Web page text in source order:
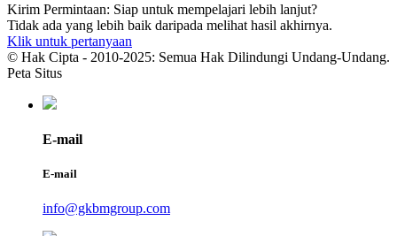
Kirim Permintaan: Siap untuk mempelajari lebih lanjut?
Tidak ada yang lebih baik daripada melihat hasil akhirnya.
Klik untuk pertanyaan
© Hak Cipta - 2010-2025: Semua Hak Dilindungi Undang-Undang.
Peta Situs
E-mail
E-mail
info@gkbmgroup.com